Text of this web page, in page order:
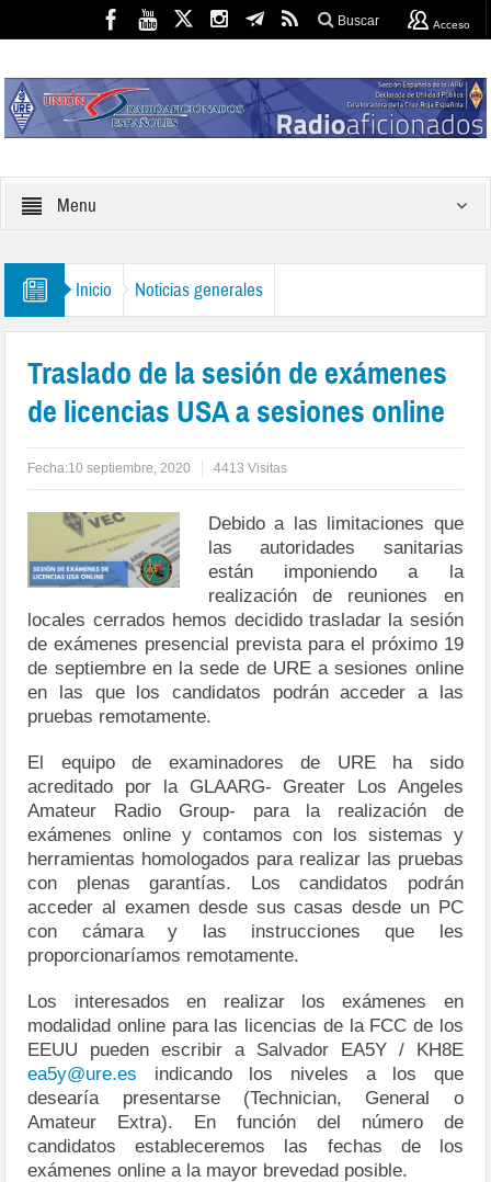
Buscar Acceso
Menu
Inicio Noticias generales
Traslado de la sesión de exámenes
de licencias USA a sesiones online
Fecha:10 septiembre, 2020 4413 Visitas
Debido a las limitaciones que
las autoridades sanitarias
están imponiendo a la
realización de reuniones en
locales cerrados hemos decidido trasladar la sesión
de exámenes presencial prevista para el próximo 19
de septiembre en la sede de URE a sesiones online
en las que los candidatos podrán acceder a las
pruebas remotamente.
El equipo de examinadores de URE ha sido
acreditado por la GLAARG- Greater Los Angeles
Amateur Radio Group- para la realización de
exámenes online y contamos con los sistemas y
herramientas homologados para realizar las pruebas
con plenas garantías. Los candidatos podrán
acceder al examen desde sus casas desde un PC
con cámara y las instrucciones que les
proporcionaríamos remotamente.
Los interesados en realizar los exámenes en
modalidad online para las licencias de la FCC de los
EEUU pueden escribir a Salvador EA5Y / KH8E
ea5y@ure.es indicando los niveles a los que
desearía presentarse (Technician, General o
Amateur Extra). En función del número de
candidatos estableceremos las fechas de los
exámenes online a la mayor brevedad posible.